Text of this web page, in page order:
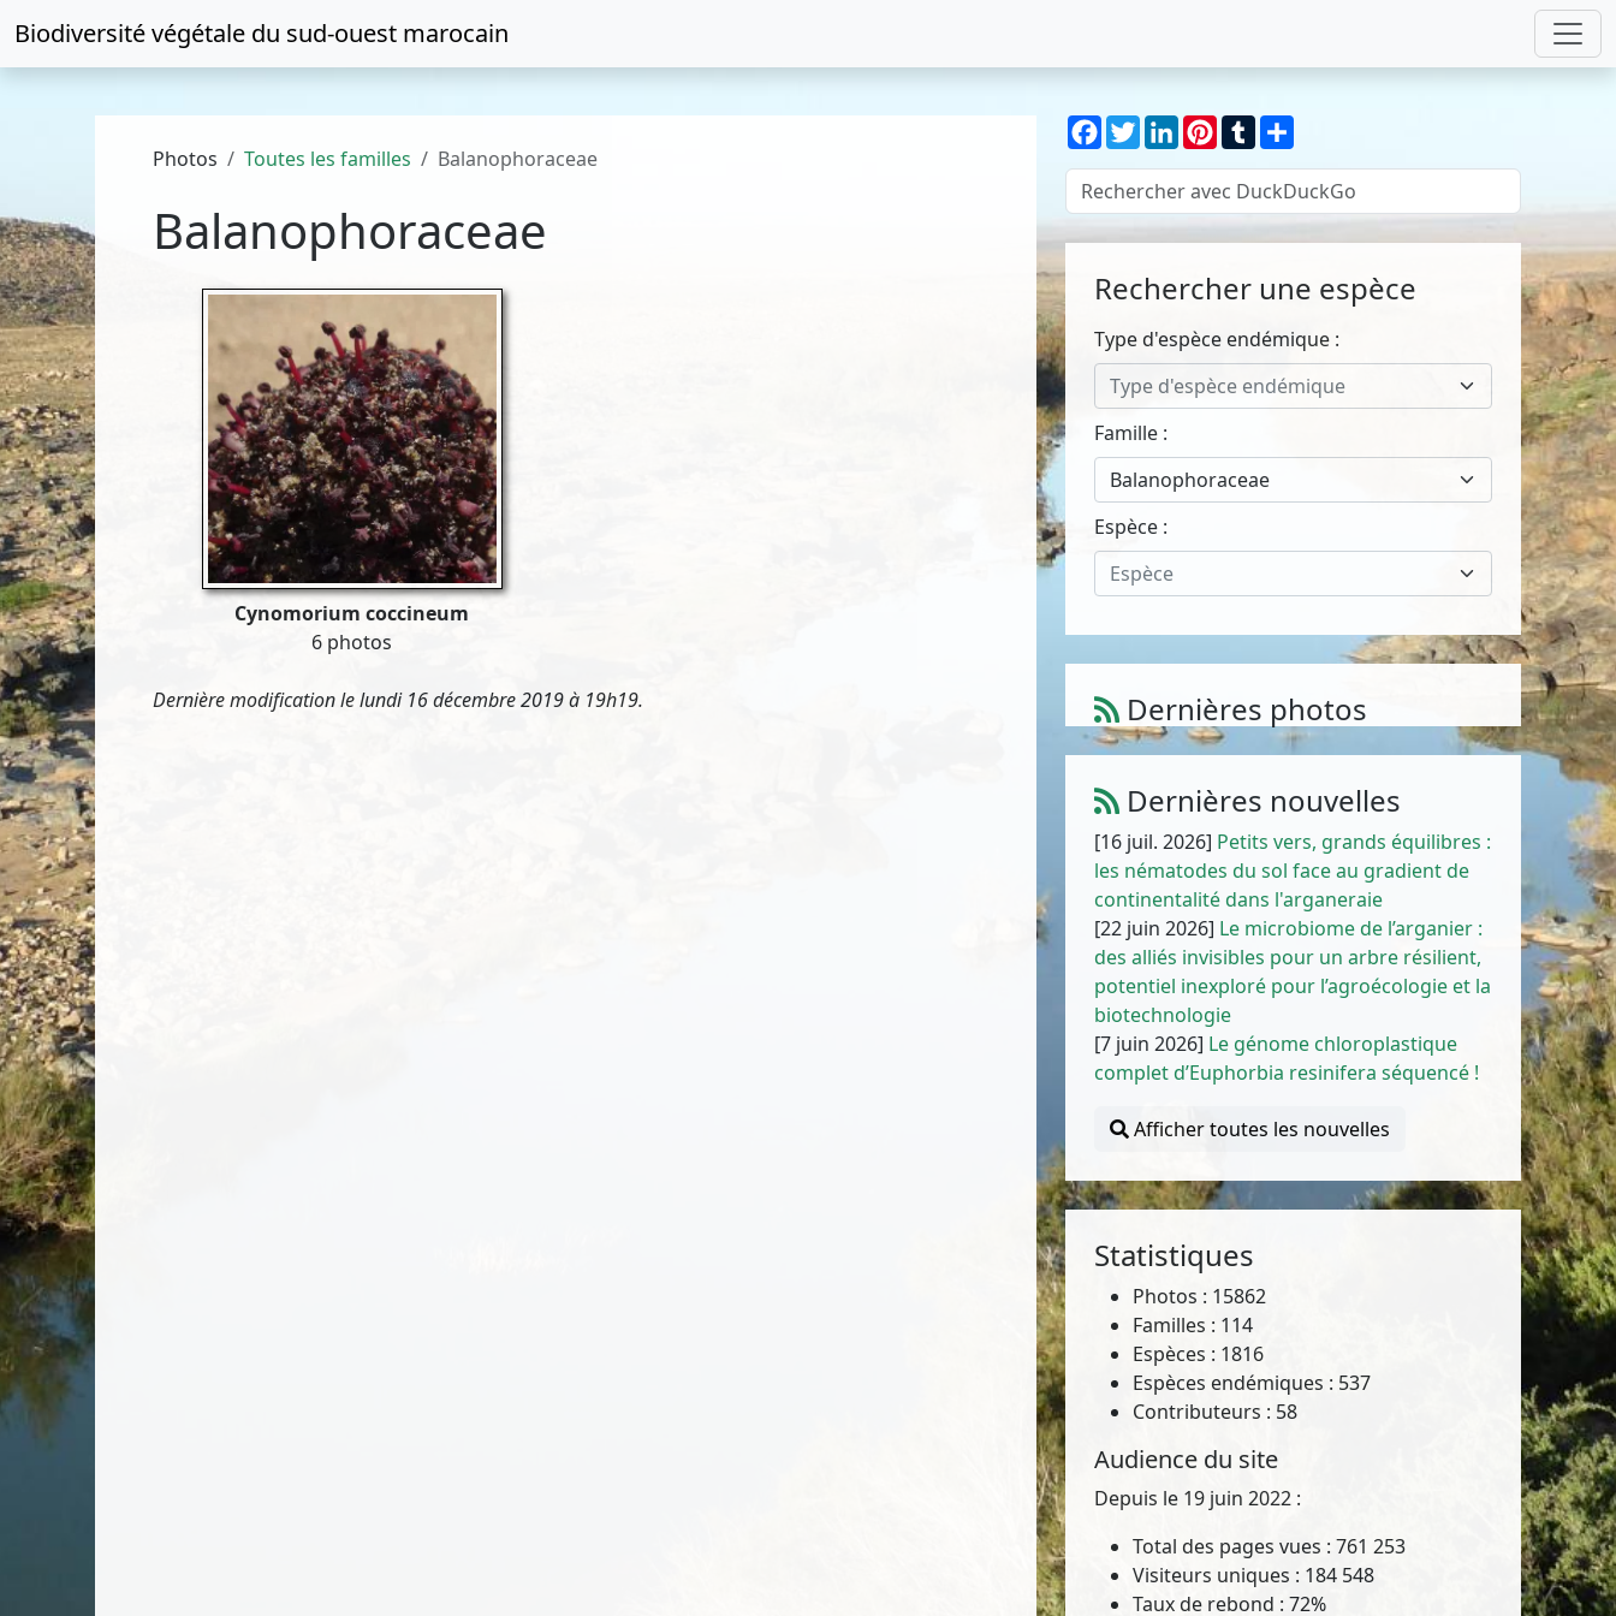
Biodiversité végétale du sud-ouest marocain
Photos Toutes les familles Balanophoraceae
Balanophoraceae
Cynomorium coccineum
6 photos
Dernière modification le lundi 16 décembre 2019 à 19h19.
Facebook
TwitterLinkedInPinterest
TumblrPartager
Rechercher une espèce
Type d'espèce endémique :
Type d'espèce endémique
Famille :
Balanophoraceae
Espèce :
Espèce
Dernières photos
Amaranthus cruentus L.
Dernières nouvelles
[16 juil. 2026] Petits vers, grands équilibres :
les nématodes du sol face au gradient de
continentalité dans l'arganeraie
[22 juin 2026] Le microbiome de l’arganier :
des alliés invisibles pour un arbre résilient,
potentiel inexploré pour l’agroécologie et la
biotechnologie
[7 juin 2026] Le génome chloroplastique
complet d’Euphorbia resinifera séquencé !
Afficher toutes les nouvelles
Statistiques
Photos : 15862
Familles : 114
Espèces : 1816
Espèces endémiques : 537
Contributeurs : 58
Audience du site
Depuis le 19 juin 2022 :
Total des pages vues : 761 253
Visiteurs uniques : 184 548
Taux de rebond : 72%